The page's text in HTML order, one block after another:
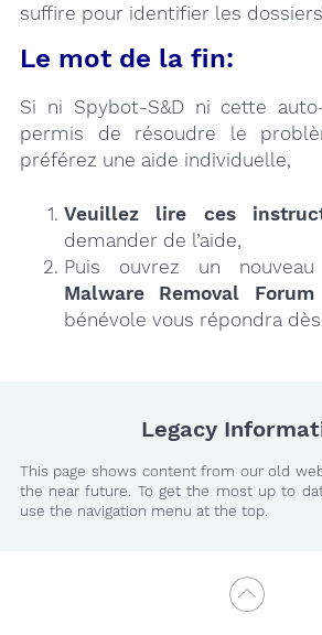
suffire pour identifier les
Le mot de la fin:
Si ni Spybot-S&D ni cette auto-
permis de résoudre le
préférez une aide individuelle,
Veuillez lire ces
demander de l’aide,
Puis ouvrez un
Malware Removal Forum
bénévole vous répondra
Legacy
This page shows content from our old
the near future. To get the most up to
use the navigation menu at the top.